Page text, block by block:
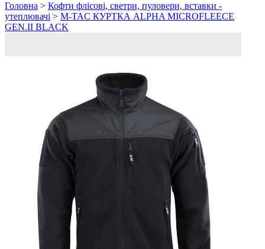
Головна > Кофти флісові, светри, пуловери, вставки -
утеплювачі > M-TAC КУРТКА ALPHA MICROFLEECE
GEN.II BLACK